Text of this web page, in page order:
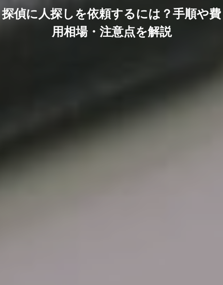
探偵に人探しを依頼するには？手順や費
用相場・注意点を解説